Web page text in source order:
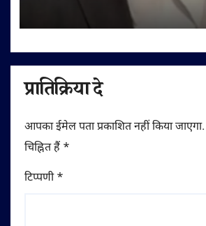
नगर निगम को इलाज का खर्च
चुकाने के आदेश
प्रातिक्रिया दे
आपका ईमेल पता प्रकाशित नहीं किया जाएगा.
चिह्नित हैं *
टिप्पणी*